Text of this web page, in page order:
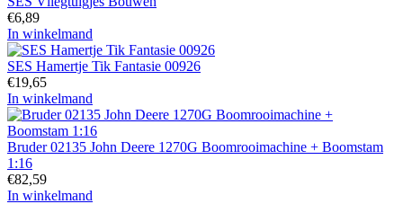
€6,89
In winkelmand
SES Hamertje Tik Fantasie 00926
€19,65
In winkelmand
Bruder 02135 John Deere 1270G Boomrooimachine + Boomstam
1:16
€82,59
In winkelmand